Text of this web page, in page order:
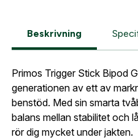
Beskrivning
Primos Trigger Stick Bipod
generationen av ett av
benstöd. Med sin smarta
balans mellan stabilitet och
rör dig mycket under jakten.
Skapa konto och
Är du företag eller
konto hos oss får du
översikt över dina
Ort:*
Telefon:*
integritetspolicyn.
Bevaka